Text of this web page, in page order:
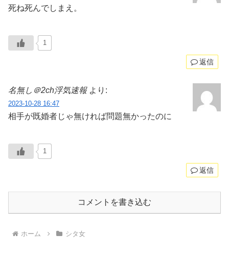
死ね死んでしまえ。
1
返信
名無し＠2ch浮気速報 より:
2023-10-28 16:47
相手が既婚者じゃ無ければ問題無かったのに
1
返信
コメントを書き込む
ホーム シタ女